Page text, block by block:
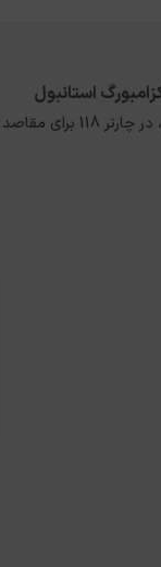
استانبول
، در چارتر 118 برای مقاصد دیگر داخلی و خارجی نیز می توانید از طریق